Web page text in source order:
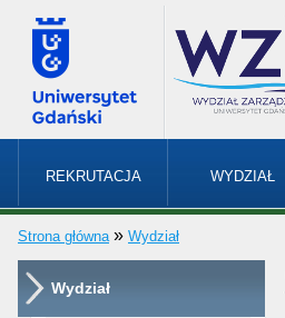
REKRUTACJA WYDZIAŁ
Strona główna » Wydział
Wydział